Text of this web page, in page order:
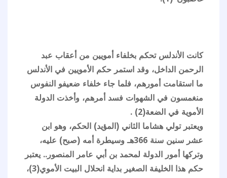
كانت الأندلس تحكم بخلفاء أمويين من أعقاب عبد
الرحمن الداخل، وقد استمر حكم الأمويين في الأندلس
ما استقامت أمورهم، فلما جاء خلفاء ضعيفو النفوس
منغمسون في الشهوات فسد أمرهم، وأخذت الدولة
الأموية في الضعة(2) .
ويعتبر تولي هشاما الثاني (المؤيد) الحكم، وهو ابن
عشر سنين سنة 366هـ وسيطرة أمه (صبح) عليه،
وتركها أمور الدولة لمحمد بن أبي عامر المنصور.. يعتبر
حكم هذا الخليفة الصغير بداية انحلال البيت الأموي(3)،